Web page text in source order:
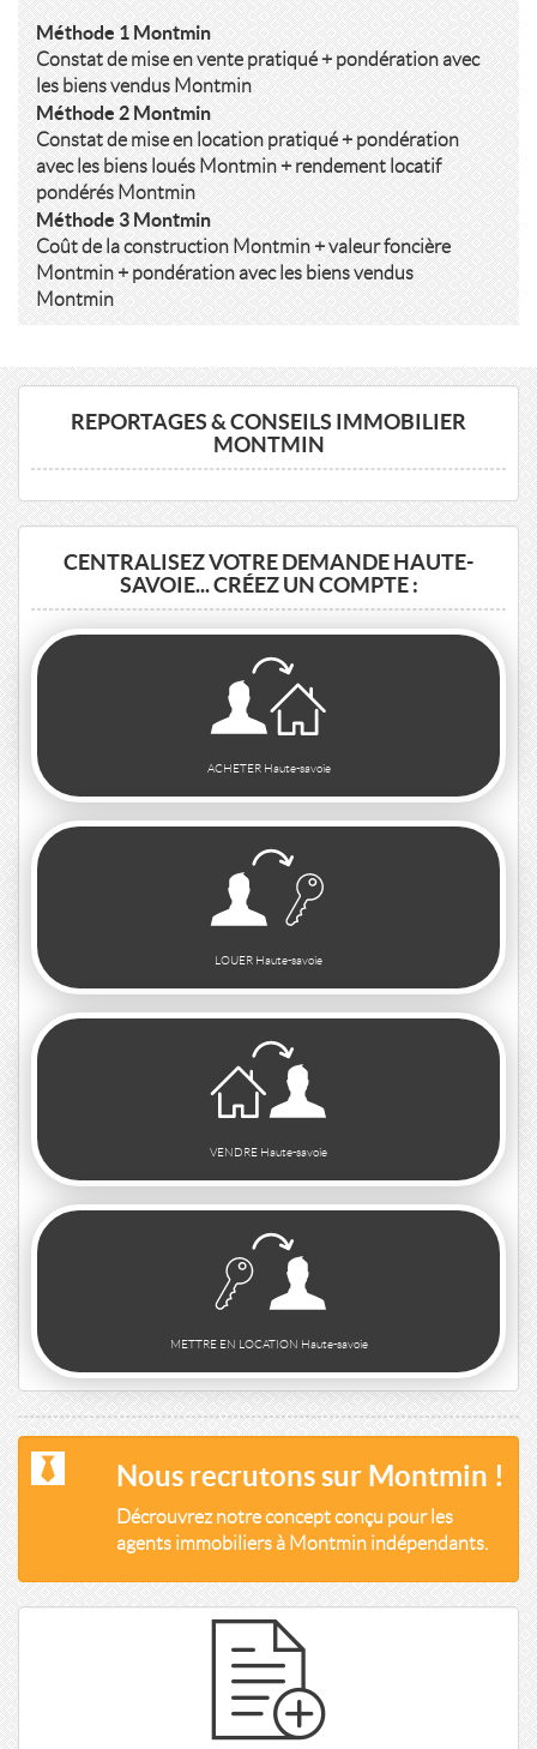
Méthode 1 Montmin
Constat de mise en vente pratiqué + pondération avec
les biens vendus Montmin
Méthode 2 Montmin
Constat de mise en location pratiqué + pondération
avec les biens loués Montmin + rendement locatif
pondérés Montmin
Méthode 3 Montmin
Coût de la construction Montmin + valeur foncière
Montmin + pondération avec les biens vendus
Montmin
REPORTAGES & CONSEILS IMMOBILIER
MONTMIN
CENTRALISEZ VOTRE DEMANDE HAUTE-
SAVOIE... CRÉEZ UN COMPTE :
ACHETER Haute-savoie
LOUER Haute-savoie
VENDRE Haute-savoie
METTRE EN LOCATION Haute-savoie
Nous recrutons sur Montmin !
Décrouvrez notre concept conçu pour les
agents immobiliers à Montmin indépendants.